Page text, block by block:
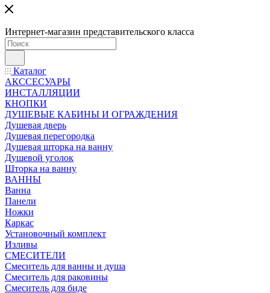
Интернет-магазин представительского класса
Каталог
АКССЕСУАРЫ
ИНСТАЛЛЯЦИИ
КНОПКИ
ДУШЕВЫЕ КАБИНЫ И ОГРАЖДЕНИЯ
Душевая дверь
Душевая перегородка
Душевая шторка на ванну
Душевой уголок
Шторка на ванну
ВАННЫ
Ванна
Панели
Ножки
Каркас
Установочный комплект
Изливы
СМЕСИТЕЛИ
Смеситель для ванны и душа
Смеситель для раковины
Смеситель для биде